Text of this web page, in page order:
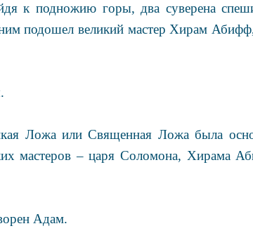
к подножию горы, два суверена
подошел великий мастер Хирам Абифф,
Ложа или Священная Ложа была
мастеров – царя Соломона, Хирама
Адам.